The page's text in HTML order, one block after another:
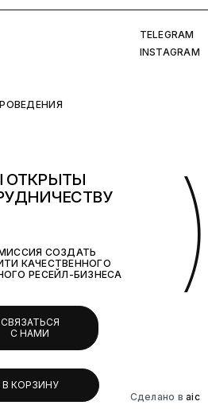
В КОРЗИНУ
TELEGRAM
INSTAGRAM
ОТКРЫТЫ
СОЗДАТЬ
КАЧЕСТВЕННОГО
РЕСЕЙЛ-БИЗНЕСА
СВЯЗАТЬСЯ
С НАМИ
Сделано вaic